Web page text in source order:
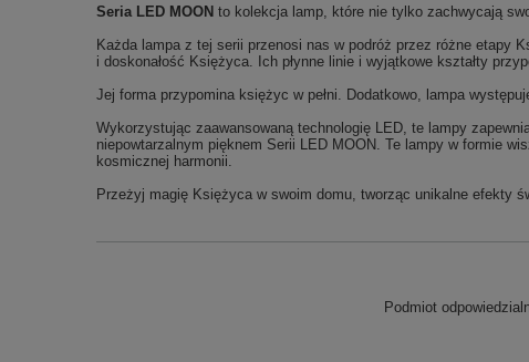
Seria LED MOON to kolekcja lamp, które nie tylko zachwycają
Każda lampa z tej serii przenosi nas w podróż przez różne etapy
i doskonałość Księżyca. Ich płynne linie i wyjątkowe kształty
Jej forma przypomina księżyc w pełni. Dodatkowo, lampa
Wykorzystując zaawansowaną technologię LED, te lampy
niepowtarzalnym pięknem Serii LED MOON. Te lampy w formie
kosmicznej harmonii.
Przeżyj magię Księżyca w swoim domu, tworząc unikalne efekty
Podmiot